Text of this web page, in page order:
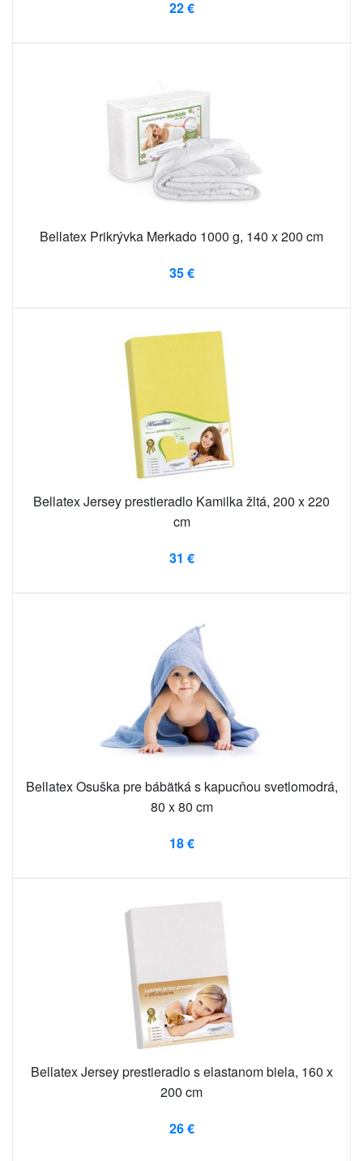
22 €
Bellatex Prikrývka Merkado 1000 g, 140 x 200 cm
35 €
Bellatex Jersey prestieradlo Kamilka žltá, 200 x 220
cm
31 €
Bellatex Osuška pre bábätká s kapucňou svetlomodrá,
80 x 80 cm
18 €
Bellatex Jersey prestieradlo s elastanom biela, 160 x
200 cm
26 €